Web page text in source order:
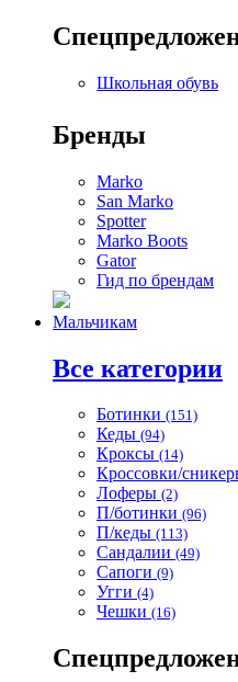
Школьная обувь
Бренды
Marko
San Marko
Spotter
Marko Boots
Gator
Гид по брендам
Мальчикам
Все категории
Ботинки (151)
Кеды (94)
Кроксы (14)
Кроссовки/
Лоферы (2)
П/ботинки (96)
П/кеды (113)
Сандалии (49)
Сапоги (9)
Угги (4)
Чешки (16)